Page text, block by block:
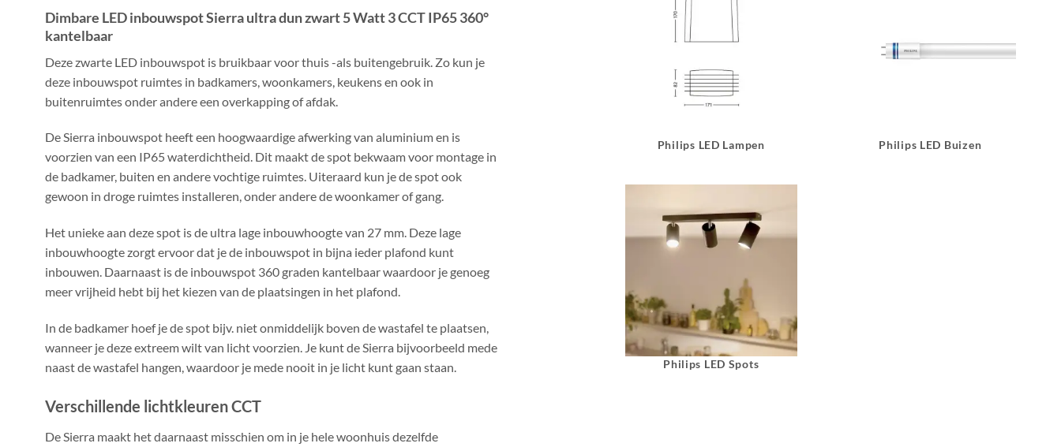
Dimbare LED inbouwspot Sierra ultra dun zwart 5 Watt 3 CCT IP65 360°
kantelbaar
Deze zwarte LED inbouwspot is bruikbaar voor thuis -als buitengebruik. Zo kun je
deze inbouwspot ruimtes in badkamers, woonkamers, keukens en ook in
buitenruimtes onder andere een overkapping of afdak.
De Sierra inbouwspot heeft een hoogwaardige afwerking van aluminium en is
voorzien van een IP65 waterdichtheid. Dit maakt de spot bekwaam voor montage in
de badkamer, buiten en andere vochtige ruimtes. Uiteraard kun je de spot ook
gewoon in droge ruimtes installeren, onder andere de woonkamer of gang.
Het unieke aan deze spot is de ultra lage inbouwhoogte van 27 mm. Deze lage
inbouwhoogte zorgt ervoor dat je de inbouwspot in bijna ieder plafond kunt
inbouwen. Daarnaast is de inbouwspot 360 graden kantelbaar waardoor je genoeg
meer vrijheid hebt bij het kiezen van de plaatsingen in het plafond.
In de badkamer hoef je de spot bijv. niet onmiddelijk boven de wastafel te plaatsen,
wanneer je deze extreem wilt van licht voorzien. Je kunt de Sierra bijvoorbeeld mede
naast de wastafel hangen, waardoor je mede nooit in je licht kunt gaan staan.
Verschillende lichtkleuren CCT
De Sierra maakt het daarnaast misschien om in je hele woonhuis dezelfde
Philips LED Lampen Philips LED Buizen
Philips LED Spots